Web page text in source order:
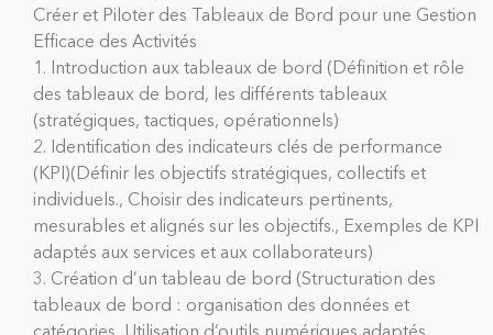
Créer et Piloter des Tableaux de Bord pour une Gestion
Efficace des Activités
1. Introduction aux tableaux de bord (Définition et rôle
des tableaux de bord, les différents tableaux
(stratégiques, tactiques, opérationnels)
2. Identification des indicateurs clés de performance
(KPI)(Définir les objectifs stratégiques, collectifs et
individuels., Choisir des indicateurs pertinents,
mesurables et alignés sur les objectifs., Exemples de KPI
adaptés aux services et aux collaborateurs)
3. Création d’un tableau de bord (Structuration des
tableaux de bord : organisation des données et